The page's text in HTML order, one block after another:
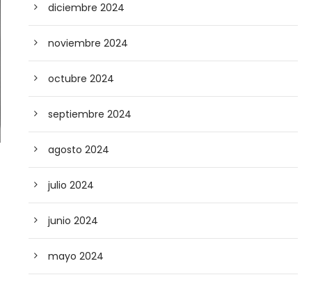
diciembre 2024
noviembre 2024
octubre 2024
septiembre 2024
agosto 2024
julio 2024
junio 2024
mayo 2024